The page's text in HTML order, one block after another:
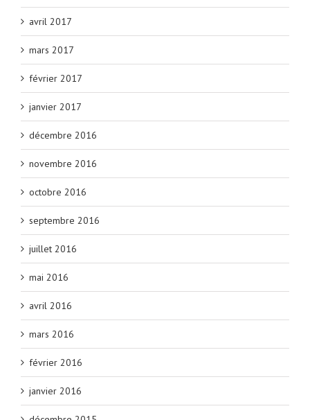
avril 2017
mars 2017
février 2017
janvier 2017
décembre 2016
novembre 2016
octobre 2016
septembre 2016
juillet 2016
mai 2016
avril 2016
mars 2016
février 2016
janvier 2016